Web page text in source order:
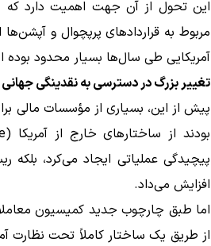
مربوط به قراردادهای پرپچوال و
آمریکایی طی سال‌ها بسیار محدود
تغییر بزرگ در دسترسی به نقدینگی جهانی
پیش از این، بسیاری از مؤسسات مالی
افزایش می‌داد.
از طریق یک ساختار کاملاً تحت نظارت